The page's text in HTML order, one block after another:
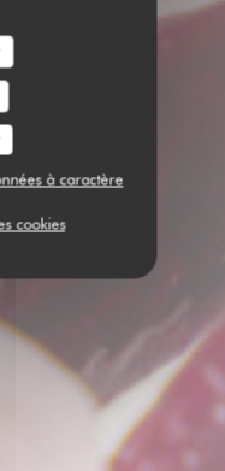
à caractère
cookies